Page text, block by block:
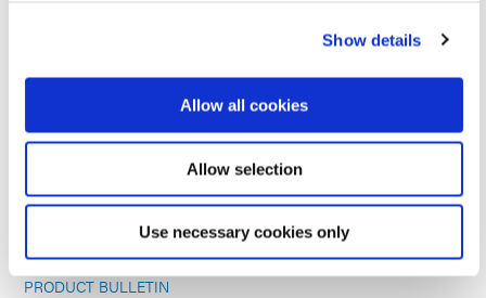
Show details
Allow all cookies
Allow selection
Use necessary cookies only
PRODUCT BULLETIN
(Asie|FR)
TÉLÉCHARGER
PRODUCT BULLETIN